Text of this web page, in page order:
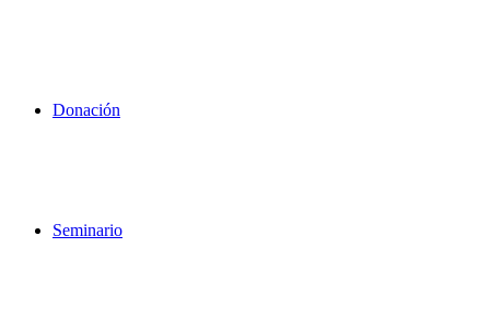
Donación
Seminario